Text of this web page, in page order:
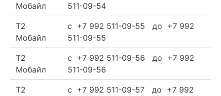
Мобайл
511-09-54
Т2
Мобайл
c +7 992 511-09-55 до +7 992
511-09-55
Т2
Мобайл
c +7 992 511-09-56 до +7 992
511-09-56
Т2
c +7 992 511-09-57 до +7 992